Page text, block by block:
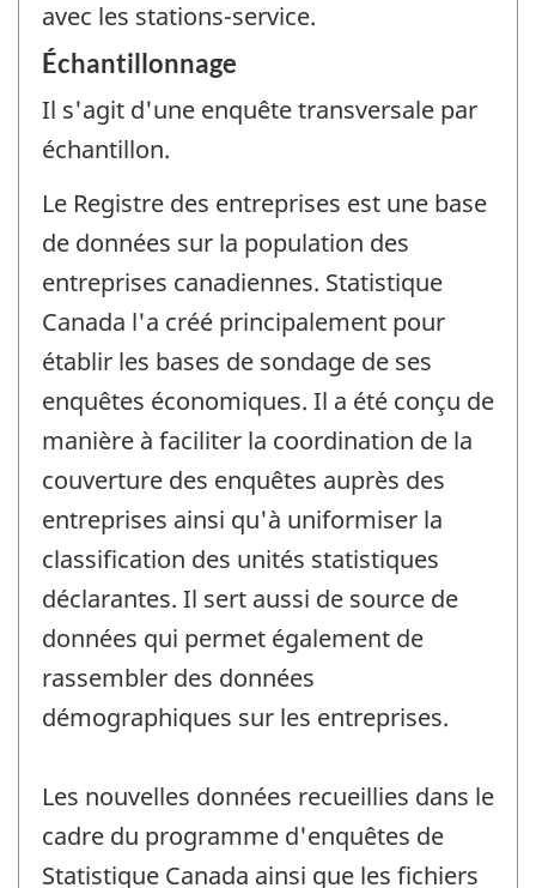
avec les stations-service.
Échantillonnage
Il s'agit d'une enquête transversale par
échantillon.
Le Registre des entreprises est une base
de données sur la population des
entreprises canadiennes. Statistique
Canada l'a créé principalement pour
établir les bases de sondage de ses
enquêtes économiques. Il a été conçu de
manière à faciliter la coordination de la
couverture des enquêtes auprès des
entreprises ainsi qu'à uniformiser la
classification des unités statistiques
déclarantes. Il sert aussi de source de
données qui permet également de
rassembler des données
démographiques sur les entreprises.
Les nouvelles données recueillies dans le
cadre du programme d'enquêtes de
Statistique Canada ainsi que les fichiers